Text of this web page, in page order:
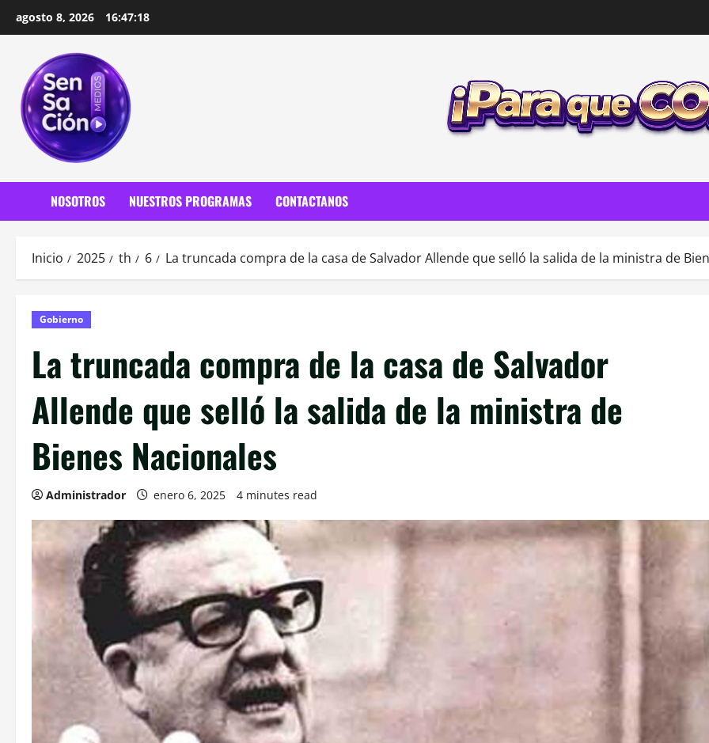
agosto 8, 2026 16:47:20
NOSOTROS NUESTROS PROGRAMAS CONTACTANOS
Inicio 2025 th 6 La truncada compra de la casa de Salvador Allende que selló la salida de la ministra de
Gobierno
La truncada compra de la casa de Salvador
Allende que selló la salida de la ministra de
Bienes Nacionales
Administrador enero 6, 2025 4 minutes read